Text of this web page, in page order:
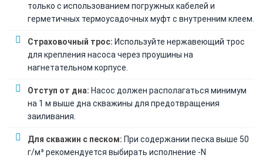
только с использованием погружных кабелей и
герметичных термоусадочных муфт с внутренним клеем.
Страховочный трос: Используйте нержавеющий трос
для крепления насоса через проушины на
нагнетательном корпусе.
Отступ от дна: Насос должен располагаться минимум
на 1 м выше дна скважины для предотвращения
заиливания.
Для скважин с песком: При содержании песка выше 50
г/м³ рекомендуется выбирать исполнение -N